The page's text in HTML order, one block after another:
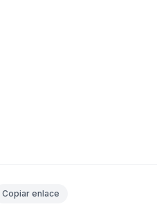
Copiar enlace